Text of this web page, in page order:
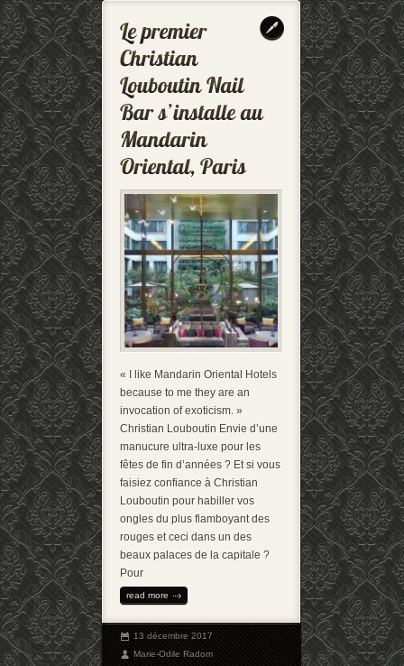
« I like Mandarin Oriental Hotels
because to me they are an
invocation of exoticism. »
Christian Louboutin Envie d’une
manucure ultra-luxe pour les
fêtes de fin d’années ? Et si vous
faisiez confiance à Christian
Louboutin pour habiller vos
ongles du plus flamboyant des
rouges et ceci dans un des
beaux palaces de la capitale ?
Pour
read more
13 décembre 2017
Marie-Odile Radom